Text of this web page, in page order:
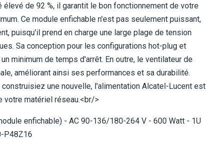
de 92 %, il garantit le bon fonctionnement de votre
Ce module enfichable n'est pas seulement puissant,
puisqu'il prend en charge une large plage de tension
Sa conception pour les configurations hot-plug et
minimum de temps d'arrêt. En outre, le ventilateur de
améliorant ainsi ses performances et sa durabilité.
une nouvelle, l'alimentation Alcatel-Lucent est
votre matériel réseau.<br/>
enfichable) - AC 90-136/180-264 V - 600 Watt - 1U
P48Z16